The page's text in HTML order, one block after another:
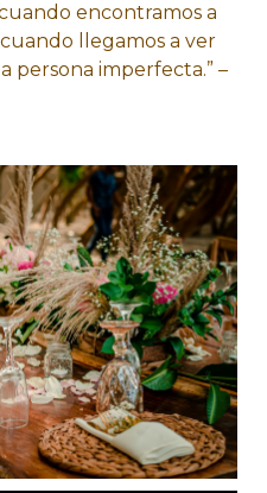
encontramos a
llegamos a ver
persona imperfecta.” –